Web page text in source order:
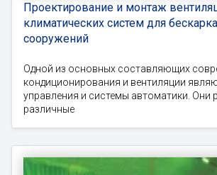
Проектирование и монтаж
климатических систем для
сооружений
Одной из основных составляющих
кондиционирования и вентиляции
управления и системы автоматики. Они
различные